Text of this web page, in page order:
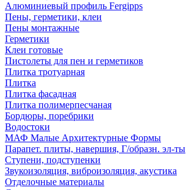
Алюминиевый профиль Fergipps
Пены, герметики, клеи
Пены монтажные
Герметики
Клеи готовые
Пистолеты для пен и герметиков
Плитка тротуарная
Плитка
Плитка фасадная
Плитка полимерпесчаная
Бордюры, поребрики
Водостоки
МАФ Малые Архитектурные Формы
Парапет. плиты, навершия, Г/образн. эл-ты
Ступени, подступенки
Звукоизоляция, виброизоляция, акустика
Отделочные материалы